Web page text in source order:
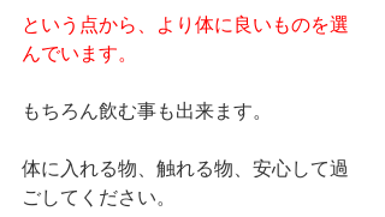
という点から、より体に良いものを選
んでいます。
もちろん飲む事も出来ます。
体に入れる物、触れる物、安心して過
ごしてください。